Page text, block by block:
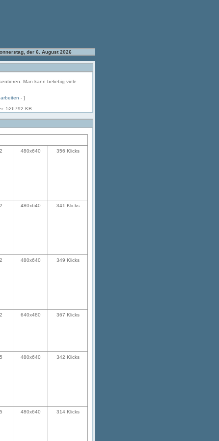
der 6. August 2026
Man kann beliebig viele
- ]
526792 KB
480x640 356 Klicks
480x640 341 Klicks
480x640 349 Klicks
640x480 367 Klicks
480x640 342 Klicks
480x640 314 Klicks